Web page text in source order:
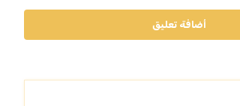
أضافة تعليق